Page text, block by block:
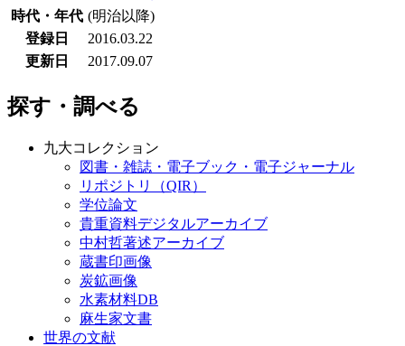
時代・年代 (明治以降)
登録日
2016.03.22
更新日
2017.09.07
探す・調べる
九大コレクション
図書・雑誌・電子ブック・電子ジャーナル
リポジトリ（QIR）
学位論文
貴重資料デジタルアーカイブ
中村哲著述アーカイブ
蔵書印画像
炭鉱画像
水素材料DB
麻生家文書
世界の文献